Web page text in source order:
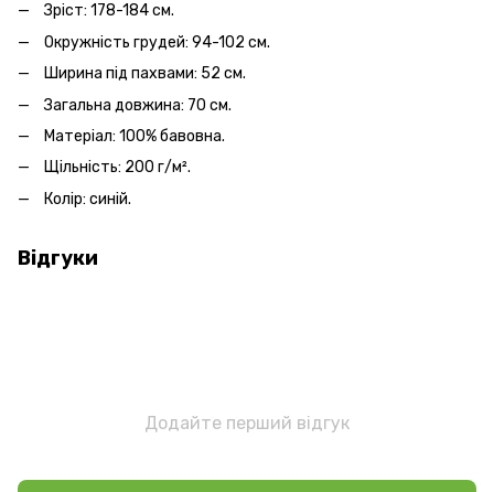
Зріст: 178-184 см.
Окружність грудей: 94-102 см.
Ширина під пахвами: 52 см.
Загальна довжина: 70 см.
Матеріал: 100% бавовна.
Щільність: 200 г/м².
Колір: синій.
Відгуки
Додайте перший відгук